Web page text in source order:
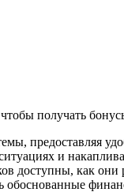
получать
предоставляя
и
доступны, как
обоснованные